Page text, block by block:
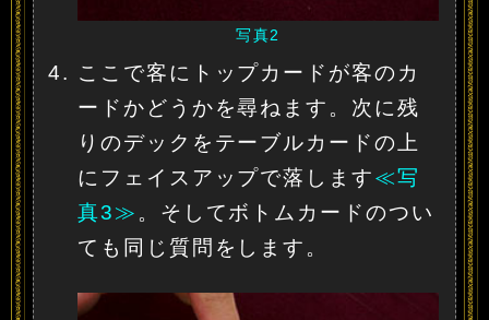
写真2
ここで客にトップカードが客のカ
ードかどうかを尋ねます。次に残
りのデックをテーブルカードの上
にフェイスアップで落します≪写
真3≫ 。そしてボトムカードのつい
ても同じ質問をします。